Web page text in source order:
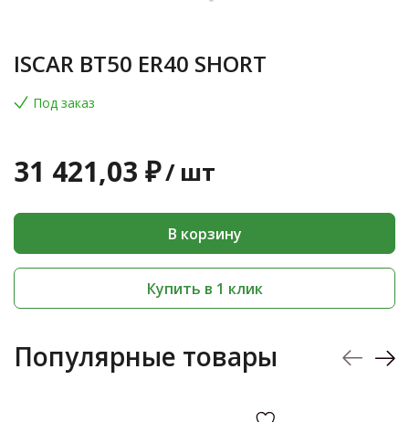
ISCAR BT50 ER40 SHORT
Под заказ
31 421,03 ₽/ шт
В корзину
Купить в 1 клик
Популярные товары